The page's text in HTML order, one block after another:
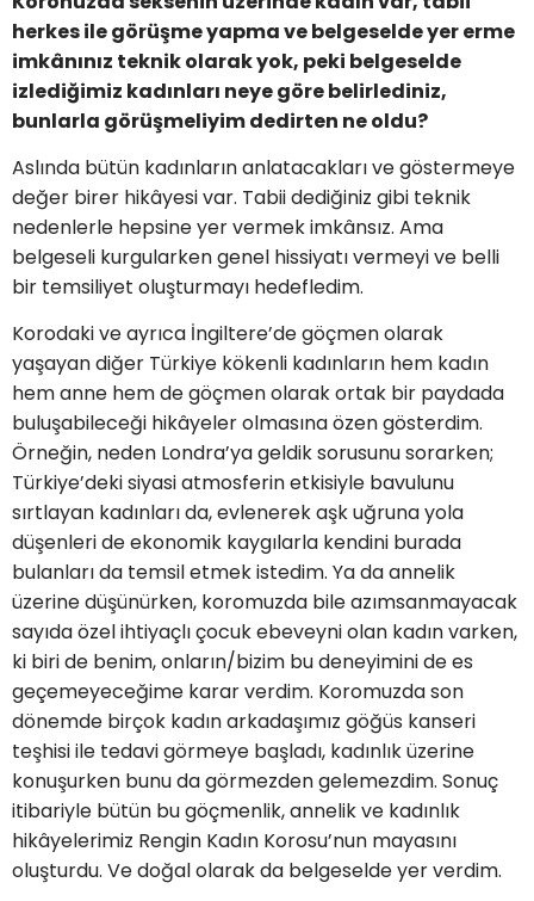
herkes ile görüşme yapma ve belgeselde yer erme
imkânınız teknik olarak yok, peki belgeselde
izlediğimiz kadınları neye göre belirlediniz,
bunlarla görüşmeliyim dedirten ne oldu?
Aslında bütün kadınların anlatacakları ve göstermeye
değer birer hikâyesi var. Tabii dediğiniz gibi teknik
nedenlerle hepsine yer vermek imkânsız. Ama
belgeseli kurgularken genel hissiyatı vermeyi ve belli
bir temsiliyet oluşturmayı hedefledim.
Korodaki ve ayrıca İngiltere’de göçmen olarak
yaşayan diğer Türkiye kökenli kadınların hem kadın
hem anne hem de göçmen olarak ortak bir paydada
buluşabileceği hikâyeler olmasına özen gösterdim.
Örneğin, neden Londra’ya geldik sorusunu sorarken;
Türkiye’deki siyasi atmosferin etkisiyle bavulunu
sırtlayan kadınları da, evlenerek aşk uğruna yola
düşenleri de ekonomik kaygılarla kendini burada
bulanları da temsil etmek istedim. Ya da annelik
üzerine düşünürken, koromuzda bile azımsanmayacak
sayıda özel ihtiyaçlı çocuk ebeveyni olan kadın varken,
ki biri de benim, onların/bizim bu deneyimini de es
geçemeyeceğime karar verdim. Koromuzda son
dönemde birçok kadın arkadaşımız göğüs kanseri
teşhisi ile tedavi görmeye başladı, kadınlık üzerine
konuşurken bunu da görmezden gelemezdim. Sonuç
itibariyle bütün bu göçmenlik, annelik ve kadınlık
hikâyelerimiz Rengin Kadın Korosu’nun mayasını
oluşturdu. Ve doğal olarak da belgeselde yer verdim.